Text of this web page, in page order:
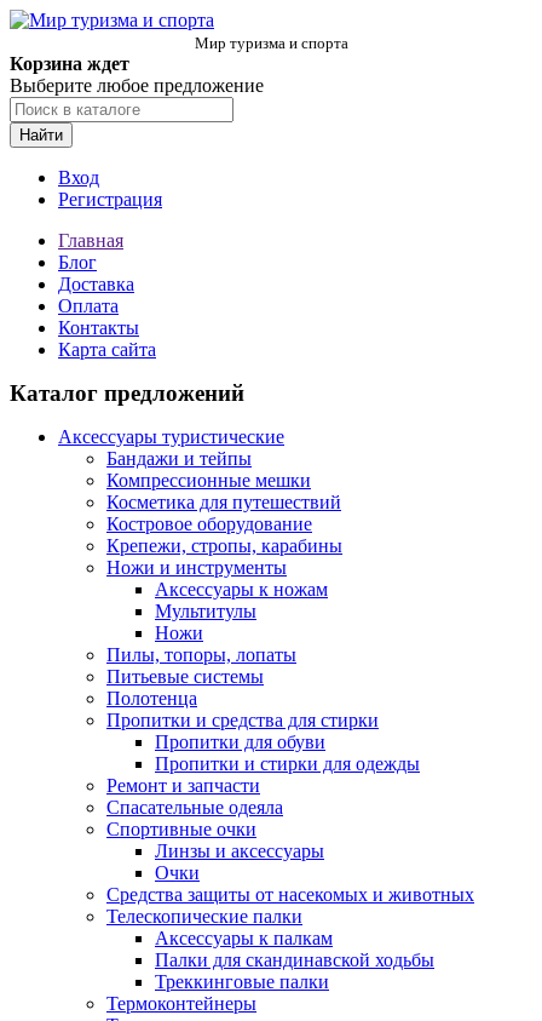
Мир туризма и спорта
Корзина ждет
Выберите любое предложение
Найти
Вход
Регистрация
Главная
Блог
Доставка
Оплата
Контакты
Карта сайта
Каталог предложений
Аксессуары туристические
Бандажи и тейпы
Компрессионные мешки
Косметика для путешествий
Костровое оборудование
Крепежи, стропы, карабины
Ножи и инструменты
Аксессуары к ножам
Мультитулы
Ножи
Пилы, топоры, лопаты
Питьевые системы
Полотенца
Пропитки и средства для стирки
Пропитки для обуви
Пропитки и стирки для одежды
Ремонт и запчасти
Спасательные одеяла
Спортивные очки
Линзы и аксессуары
Очки
Средства защиты от насекомых и животных
Телескопические палки
Аксессуары к палкам
Палки для скандинавской ходьбы
Треккинговые палки
Термоконтейнеры